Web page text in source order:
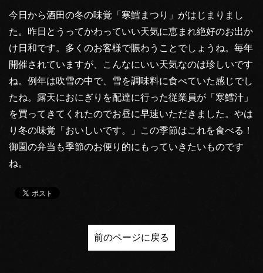
今日から酒田の冬の味覚「寒鱈まつり」がはじまりまし
た。昨日とうってかわっていい天気に恵まれ絶好のお出か
け日和です。多くのお客様で賑わうことでしょうね。毎年
開催されていますが、こんなにいい天気なのは珍しいです
ね。例年は吹雪の中で、雪を調味料に食べていた感じでし
たね。露天におにぎりを配達に行った従業員が「寒鱈汁」
を買ってきてくれたのでお昼に早速いただきました。やは
り冬の味覚「おいしいです。」この季節はこれを食べる！
御園の弁当も季節のお便り的にもっていきたいものです
ね。
前のページに戻る